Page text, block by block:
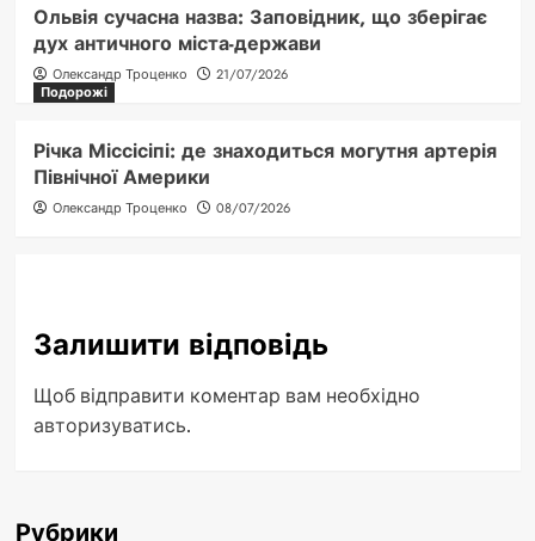
Ольвія сучасна назва: Заповідник, що зберігає
дух античного міста-держави
Олександр Троценко
21/07/2026
Подорожі
Річка Міссісіпі: де знаходиться могутня артерія
Північної Америки
Олександр Троценко 08/07/2026
Залишити відповідь
Щоб відправити коментар вам необхідно
авторизуватись.
Рубрики